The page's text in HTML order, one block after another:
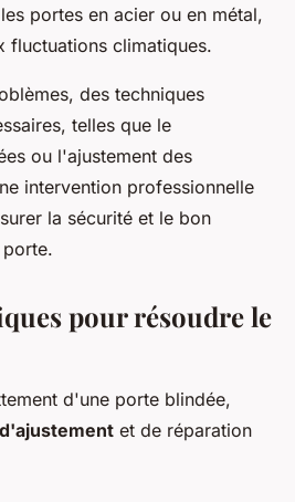
portes en acier ou en métal,
fluctuations climatiques.
des techniques
telles que le
ou l'ajustement des
intervention professionnelle
la sécurité et le bon
pour résoudre le
d'une porte blindée,
et de réparation